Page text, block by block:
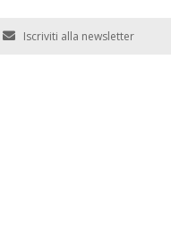
Iscriviti alla newsletter